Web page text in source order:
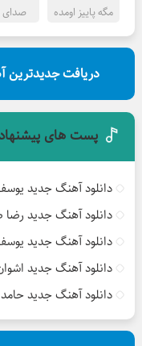
مگه پاییز اومده
صدای
دریافت جدیدترین
پست های
دانلود آهنگ جدید
دانلود آهنگ جدید
دانلود آهنگ جدید
دانلود آهنگ جدید
دانلود آهنگ جدید